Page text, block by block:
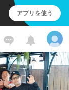
アプリを使う